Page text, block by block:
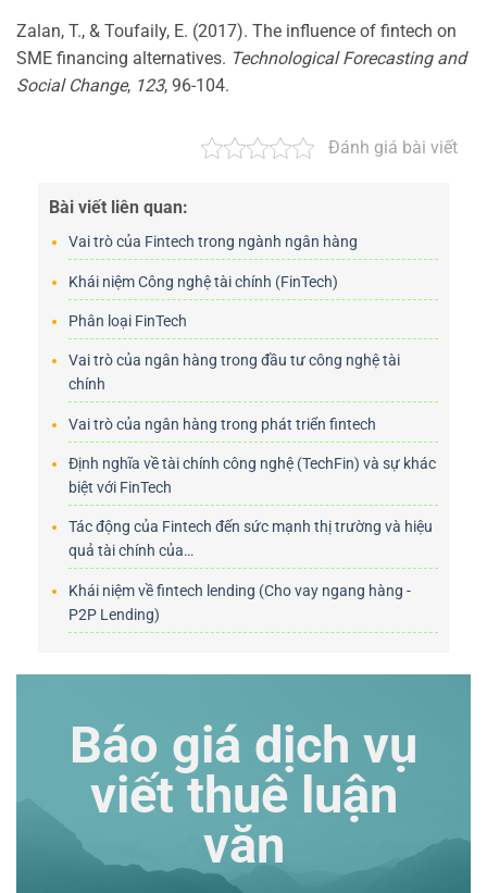
Zalan, T., & Toufaily, E. (2017). The influence of fintech on
SME financing alternatives. Technological Forecasting and
Social Change, 123, 96-104.
Đánh giá bài viết
Bài viết liên quan:
Vai trò của Fintech trong ngành ngân hàng
Khái niệm Công nghệ tài chính (FinTech)
Phân loại FinTech
Vai trò của ngân hàng trong đầu tư công nghệ tài
chính
Vai trò của ngân hàng trong phát triển fintech
Định nghĩa về tài chính công nghệ (TechFin) và sự khác
biệt với FinTech
Tác động của Fintech đến sức mạnh thị trường và hiệu
quả tài chính của…
Khái niệm về fintech lending (Cho vay ngang hàng -
P2P Lending)
Báo giá dịch vụ
viết thuê luận
văn